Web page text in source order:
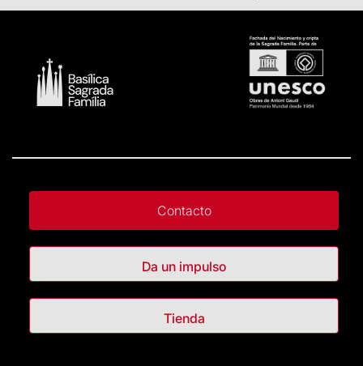
Contacto
Da un impulso
Tienda